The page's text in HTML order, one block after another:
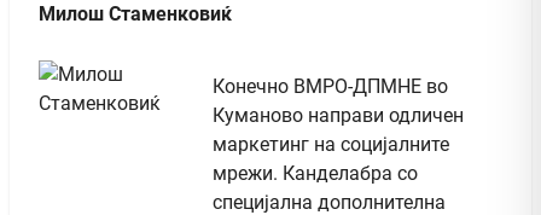
Милош Стаменковиќ
Конечно ВМРО-ДПМНЕ во
Куманово направи одличен
маркетинг на социјалните
мрежи. Канделабра со
специјална дополнителна